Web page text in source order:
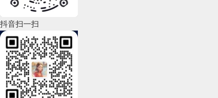
2022年4月(86)
2022年3月(119)
2022年2月(53)
2022年1月(99)
抖音扫一扫